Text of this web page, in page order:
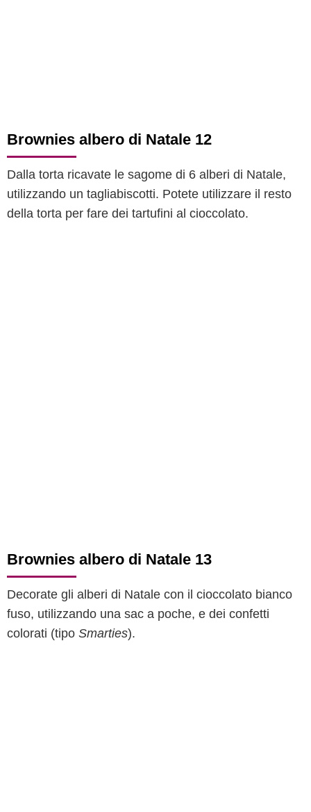
Brownies albero di Natale 12
Dalla torta ricavate le sagome di 6 alberi di Natale,
utilizzando un tagliabiscotti. Potete utilizzare il resto
della torta per fare dei tartufini al cioccolato.
Brownies albero di Natale 13
Decorate gli alberi di Natale con il cioccolato bianco
fuso, utilizzando una sac a poche, e dei confetti
colorati (tipo Smarties).